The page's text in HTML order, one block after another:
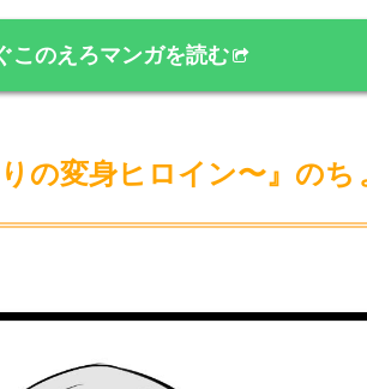
このえろマンガを読む
の変身ヒロイン〜』のち